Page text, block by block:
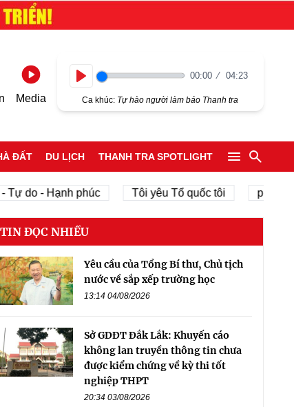
Media
00:00 04:23
Ca khúc: Tự hào người làm báo Thanh tra
ĐẤT DU LỊCH THANH TRA SPOTLIGHT
do - Hạnh phúc Tôi yêu Tổ quốc tôi phát
TIN ĐỌC NHIỀU
Yêu cầu của Tổng Bí thư, Chủ tịch
nước về sắp xếp trường học
13:14 04/08/2026
Sở GDĐT Đắk Lắk: Khuyến cáo
không lan truyền thông tin chưa
được kiểm chứng về kỳ thi tốt
nghiệp THPT
20:34 03/08/2026